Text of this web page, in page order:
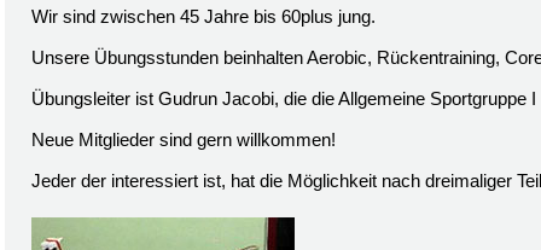
Wir sind zwischen 45 Jahre bis 60plus jung.
Unsere Übungsstunden beinhalten Aerobic, Rückentraining,
Übungsleiter ist Gudrun Jacobi, die die Allgemeine Sportgruppe
Neue Mitglieder sind gern willkommen!
Jeder der interessiert ist, hat die Möglichkeit nach dreimaliger